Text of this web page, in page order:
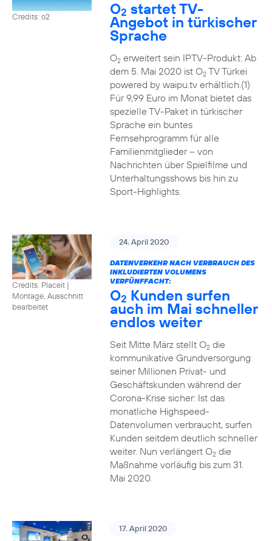
Credits: o2 O2 startet TV-
Angebot in türkischer
Sprache
O2erweitert sein IPTV-Produkt: Ab
dem 5. Mai 2020 ist O2TV Türkei
powered by waipu.tv erhältlich.(1)
Für 9,99 Euro im Monat bietet das
spezielle TV-Paket in türkischer
Sprache ein buntes
Fernsehprogramm für alle
Familienmitglieder – von
Nachrichten über Spielfilme und
Unterhaltungsshows bis hin zu
Sport-Highlights.
Credits: Placeit |
Montage, Ausschnitt
bearbeitet
24. April 2020
DATENVERKEHR NACH VERBRAUCH DES
INKLUDIERTEN VOLUMENS
VERFÜNFFACHT:
O2 Kunden surfen
auch im Mai schneller
endlos weiter
Seit Mitte März stellt O2die
kommunikative Grundversorgung
seiner Millionen Privat- und
Geschäftskunden während der
Corona-Krise sicher: Ist das
monatliche Highspeed-
Datenvolumen verbraucht, surfen
Kunden seitdem deutlich schneller
weiter. Nun verlängert O2die
Maßnahme vorläufig bis zum 31.
Mai 2020.
17. April 2020